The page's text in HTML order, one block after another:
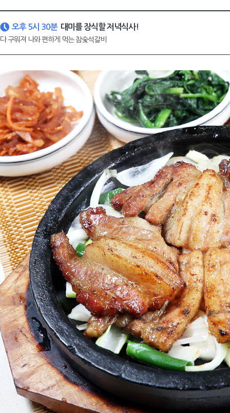
오후 5시 30분 대미를 장식할 저녁식사!
다 구워져 나와 편하게 먹는 참숯석갈비